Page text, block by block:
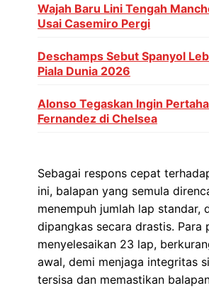
Wajah Baru Lini Tengah
Usai Casemiro Pergi
Deschamps Sebut Spanyol
Piala Dunia 2026
Alonso Tegaskan Ingin
Fernandez di Chelsea
Sebagai respons cepat
ini, balapan yang semula
menempuh jumlah lap standar,
dipangkas secara drastis. Para
menyelesaikan 23 lap,
awal, demi menjaga integritas
tersisa dan memastikan